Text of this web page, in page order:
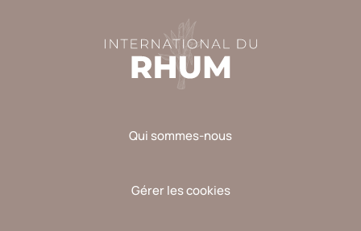
Qui sommes-nous
Gérer les cookies